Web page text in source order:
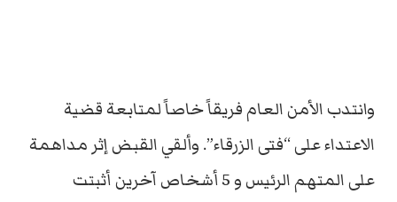
وانتدب الأمن العام فريقاً خاصاً لمتابعة قضية
الاعتداء على “فتى الزرقاء”. وألقي القبض إثر مداهمة
على المتهم الرئيس و 5 أشخاص آخرين أثبتت